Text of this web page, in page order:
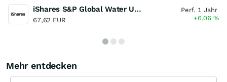
iShares S&P Global Water UCITS ETF
67,62 EUR
Perf. 1 Jahr
+6,06%
Mehr entdecken